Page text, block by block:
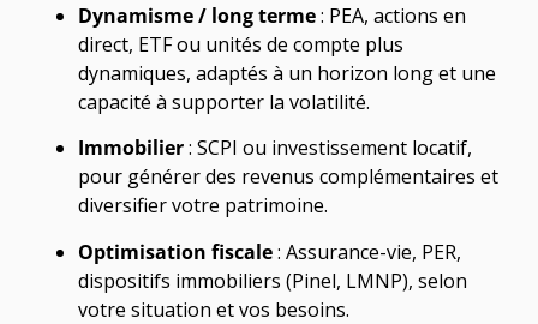
Dynamisme / long terme: PEA, actions en
direct, ETF ou unités de compte plus
dynamiques, adaptés à un horizon long et une
capacité à supporter la volatilité.
Immobilier: SCPI ou investissement locatif,
pour générer des revenus complémentaires et
diversifier votre patrimoine.
Optimisation fiscale: Assurance-vie, PER,
dispositifs immobiliers (Pinel, LMNP), selon
votre situation et vos besoins.